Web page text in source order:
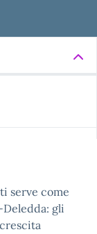
serve come
gli